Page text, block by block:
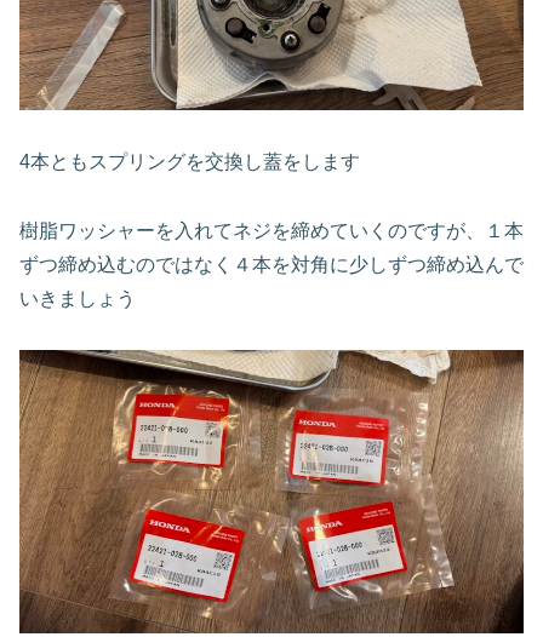
4本ともスプリングを交換し蓋をします
樹脂ワッシャーを入れてネジを締めていくのですが、１本
ずつ締め込むのではなく４本を対角に少しずつ締め込んで
いきましょう